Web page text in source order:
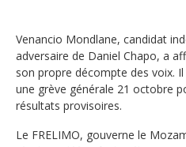
Venancio Mondlane, candidat
adversaire de Daniel Chapo, a
son propre décompte des voix.
une grève générale 21 octobre
résultats provisoires.
Le FRELIMO, gouverne le